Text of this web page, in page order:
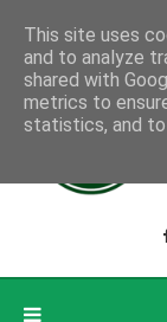
This site uses
and to analyze
shared with
metrics to
statistics, and